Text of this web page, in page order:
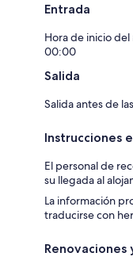
Entrada
Hora de inicio
00:00
Salida
Salida antes de
Instrucciones
El personal de
su llegada al
La información
traducirse con
Renovaciones